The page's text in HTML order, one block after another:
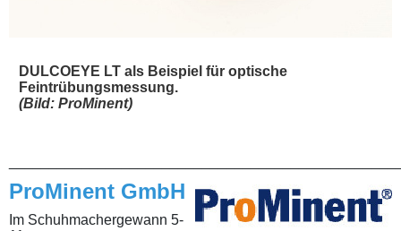
DULCOEYE LT als Beispiel für optische
Feintrübungsmessung.
(Bild: ProMinent)
ProMinent GmbH
Im Schuhmachergewann 5-